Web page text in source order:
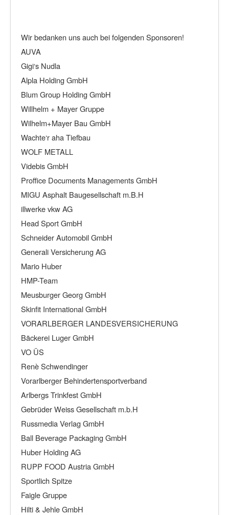
Wir bedanken uns auch bei folgenden Sponsoren!
AUVA
Gigi‘s Nudla
Alpla Holding GmbH
Blum Group Holding GmbH
Willhelm + Mayer Gruppe
Wilhelm+Mayer Bau GmbH
Wachte‘r aha Tiefbau
WOLF METALL
Videbis GmbH
Proffice Documents Managements GmbH
MIGU Asphalt Baugesellschaft m.B.H
illwerke vkw AG
Head Sport GmbH
Schneider Automobil GmbH
Generali Versicherung AG
Mario Huber
HMP-Team
Meusburger Georg GmbH
Skinfit International GmbH
VORARLBERGER LANDESVERSICHERUNG
Bäckerei Luger GmbH
VO ÜS
Renè Schwendinger
Vorarlberger Behindertensportverband
Arlbergs Trinkfest GmbH
Gebrüder Weiss Gesellschaft m.b.H
Russmedia Verlag GmbH
Ball Beverage Packaging GmbH
Huber Holding AG
RUPP FOOD Austria GmbH
Sportlich Spitze
Faigle Gruppe
Hilti & Jehle GmbH